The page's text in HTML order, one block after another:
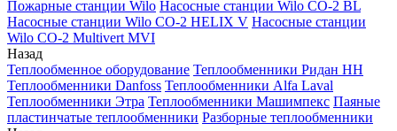
Пожарные станции Wilo Насосные станции Wilo CO-2 BL
Насосные станции Wilo CO-2 HELIX V Насосные станции
Wilo CO-2 Multivert MVI
Назад
Теплообменное оборудование Теплообменники Ридан НН
Теплообменники Danfoss Теплообменники Alfa Laval
Теплообменники Этра Теплообменники Машимпекс Паяные
пластинчатые теплообменники Разборные теплообменники